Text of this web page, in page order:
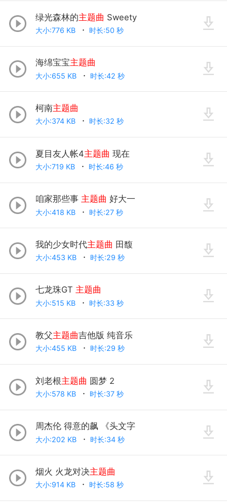
绿光森林的主题曲 Sweety
大小:776 KB 时长:50 秒
海绵宝宝主题曲
大小:655 KB 时长:42 秒
柯南主题曲
大小:374 KB 时长:32 秒
夏目友人帐4主题曲 现在
大小:719 KB 时长:46 秒
咱家那些事 主题曲 好大一
大小:418 KB 时长:27 秒
我的少女时代主题曲 田馥
大小:453 KB 时长:29 秒
七龙珠GT 主题曲
大小:515 KB 时长:33 秒
教父主题曲吉他版 纯音乐
大小:455 KB 时长:29 秒
刘老根主题曲 圆梦 2
大小:578 KB 时长:37 秒
周杰伦 得意的飙 《头文字
大小:202 KB 时长:34 秒
烟火 火龙对决主题曲
大小:914 KB 时长:58 秒